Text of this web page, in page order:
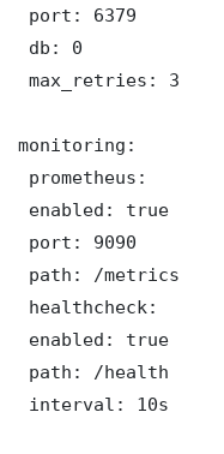
port: 6379
db: 0
max_retries: 3
monitoring:
prometheus:
enabled: true
port: 9090
path: /metrics
healthcheck:
enabled: true
path: /health
interval: 10s